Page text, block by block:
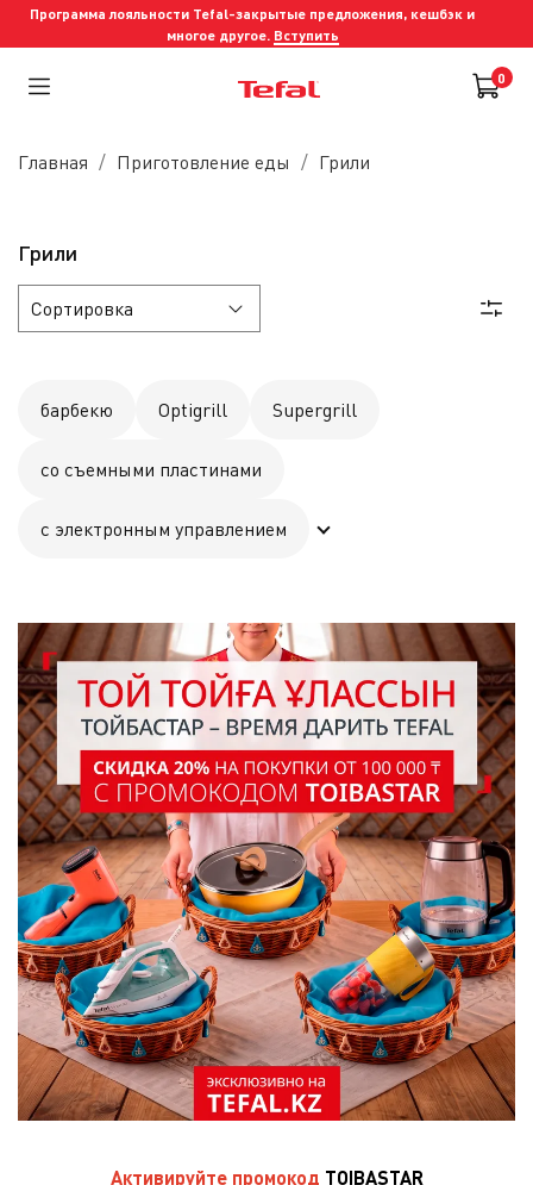
Программа лояльности Tefal-закрытые предложения, кешбэк и
многое другое. Вступить
0
Главная Приготовление еды Грили
Грили
барбекю Optigrill Supergrill
со съемными пластинами
с электронным управлением
Активируйте промокод TOIBASTAR